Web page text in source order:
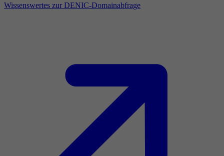
Wissenswertes zur DENIC-Domainabfrage